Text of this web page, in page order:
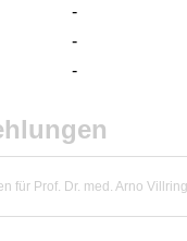
-
-
-
für Prof. Dr. med. Arno